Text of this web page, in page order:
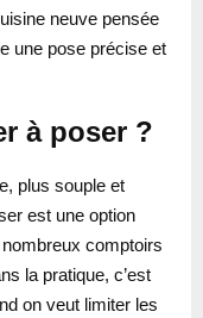
neuve pensée
une pose précise et
à poser ?
plus souple et
est une option
comptoirs
la pratique, c’est
on veut limiter les